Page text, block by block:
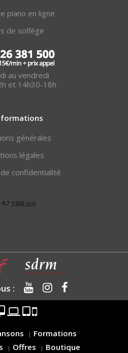
piano en ligne
de solfège
au vendredi
et 14h30-18h
générales
légales
confidentialité
:
Formations
Offres Boutique